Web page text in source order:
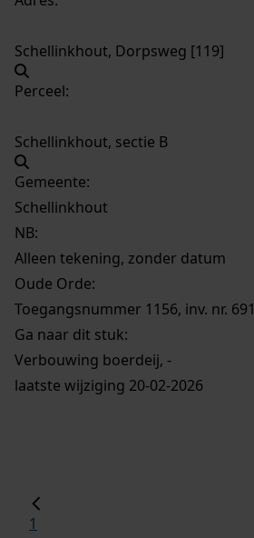
Schellinkhout, Dorpsweg [119]
Perceel:
Schellinkhout, sectie B
Gemeente:
Schellinkhout
NB:
Alleen tekening, zonder datum
Oude Orde:
Toegangsnummer 1156, inv. nr. 691
Ga naar dit stuk:
Verbouwing boerdeij, -
laatste wijziging 20-02-2026
1